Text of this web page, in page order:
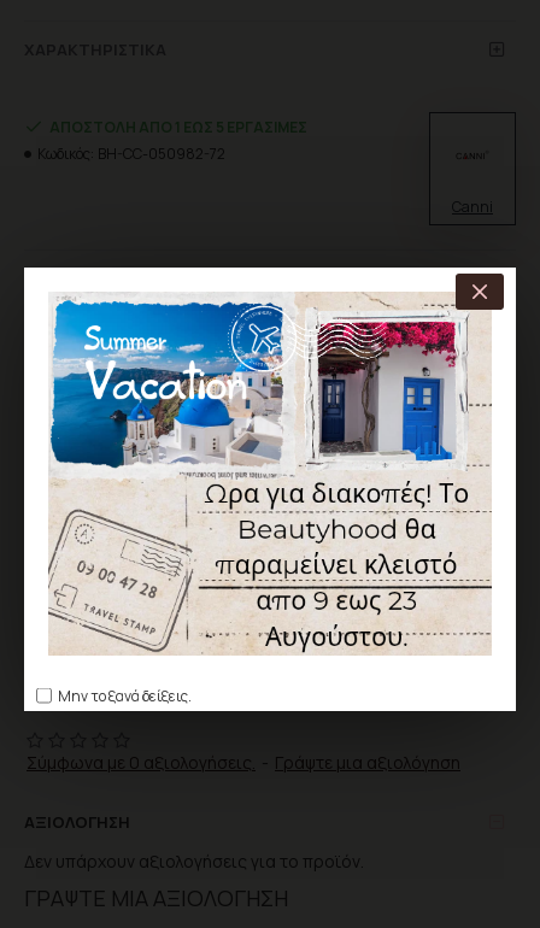
Μην το ξανά δείξεις.
Σύμφωνα με 0 αξιολογήσεις. - Γράψτε μια αξιολόγηση
6,90€
Χωρίς ΦΠΑ: 5,56€
ΑΠΟΣΤΟΛΉ ΑΠΌ 1 ΈΩΣ 5 ΕΡΓΆΣΙΜΕΣ
Κωδικός: BH-CC-050982-72
Canni
Χρώμα
Κόκκινο
ΚΑΛΆΘΙ
ΑΓΟΡΆ
ΑΞΙΟΛΌΓΗΣΗ
Δεν υπάρχουν αξιολογήσεις για το προϊόν.
ΓΡΆΨΤΕ ΜΙΑ ΑΞΙΟΛΌΓΗΣΗ